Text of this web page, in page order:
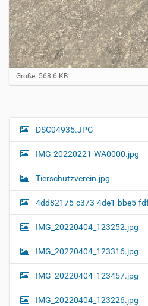
Z
e
e
i
l
r
e
…
Größe: 568.6 KB
N
i
g
a
t
i
o
n
DSC04935.JPG
IMG-20220221-WA0000.jpg
Tierschutzverein.jpg
4dd82175-c373-4de1-bbe5-
IMG_20220404_123252.jpg
IMG_20220404_123316.jpg
IMG_20220404_123457.jpg
IMG_20220404_123226.jpg